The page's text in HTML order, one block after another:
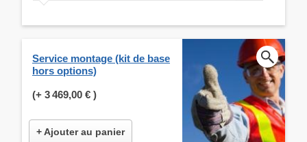
Service montage (kit de base
hors options)
(+ 3 469,00 € )
+ Ajouter au panier